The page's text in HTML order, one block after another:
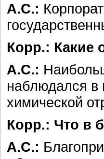
А.С.:
Корр.: Какие
А.С.:
наблюдался в
химической
Корр.: Что в
А.С.: